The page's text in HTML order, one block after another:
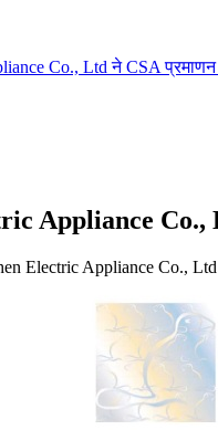
Co., Ltd ने CSA
Appliance Co.,
Electric Appliance Co.,